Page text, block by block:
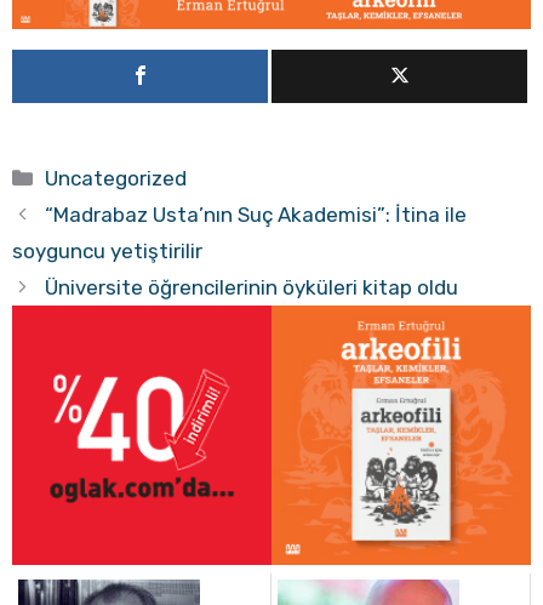
Kategoriler
Uncategorized
“Madrabaz Usta’nın Suç Akademisi”: İtina ile
soyguncu yetiştirilir
Üniversite öğrencilerinin öyküleri kitap oldu